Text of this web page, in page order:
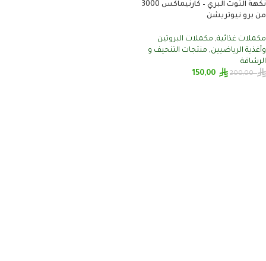
نكهة التوت البري – كارنيماكس 3000
من برو نيوتريشن
مكملات غذائية, مكملات البروتين
وأغذية الرياضيين, منتجات التنحيف و
الرشاقة
200,00
150,00